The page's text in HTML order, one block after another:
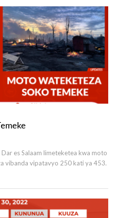
es Salaam limeteketea kwa moto
vibanda vipatavyo 250 kati ya 453.